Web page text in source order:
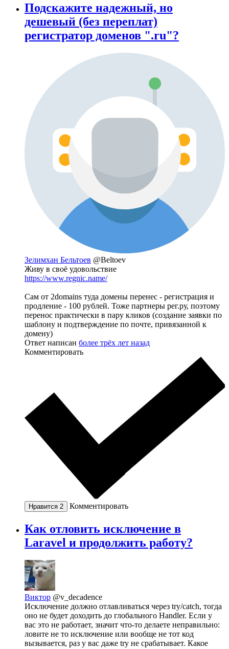
Подскaжите надежный, но
дешевый (без переплат)
регистратор доменов ".ru"?
Зелимхан Бельтоев @Beltoev
Живу в своё удовольствие
https://www.regnic.name/
Сам от 2domains туда домены перенес - регистрация и
продление - 100 рублей. Тоже партнеры рег.ру, поэтому
перенос практически в пару кликов (создание заявки по
шаблону и подтверждение по почте, привязанной к
домену)
Ответ написан более трёх лет назад
Комментировать
Нравится 2 Комментировать
Как отловить исключение в
Laravel и продолжить работу?
Виктор @v_decadence
Исключение должно отлавливаться через try/catch, тогда
оно не будет доходить до глобального Handler. Если у
вас это не работает, значит что-то делаете неправильно:
ловите не то исключение или вообще не тот код
вызывается, раз у вас даже try не срабатывает. Какое